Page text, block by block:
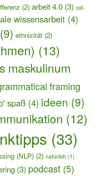
(2) arbeit 4.0 (3) cat-
wissensarbeit (4)
(9) ethnizität (2)
(13)
maskulinum
framing
spaß (4) ideen (9)
(12)
(33)
(NLP) (2) natürlich (1)
(3) podcast (5)